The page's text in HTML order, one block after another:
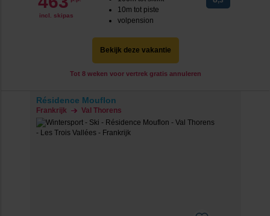
incl. skipas
10m tot piste
volpension
Bekijk deze vakantie
Tot 8 weken voor vertrek gratis annuleren
Résidence Mouflon
Frankrijk Val Thorens